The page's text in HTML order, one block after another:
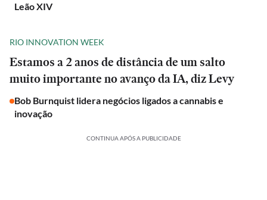
Leão XIV
RIO INNOVATION WEEK
Estamos a 2 anos de distância de um salto
muito importante no avanço da IA, diz Levy
Bob Burnquist lidera negócios ligados a cannabis e
inovação
CONTINUA APÓS A PUBLICIDADE